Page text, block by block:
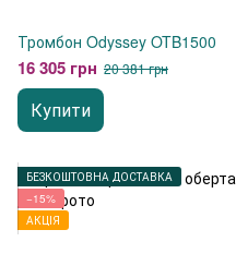
Тромбон Odyssey OTB1500
16 305 грн 20 381 грн
Купити
БЕЗКОШТОВНА ДОСТАВКА
−15%
АКЦІЯ